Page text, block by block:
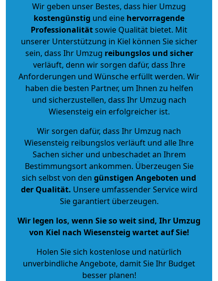
Wir geben unser Bestes, dass hier Umzug
kostengünstig und eine hervorragende
Professionalitätsowie Qualität bietet. Mit
unserer Unterstützung in Kiel können Sie sicher
sein, dass Ihr Umzug reibungslos und sicher
verläuft, denn wir sorgen dafür, dass Ihre
Anforderungen und Wünsche erfüllt werden. Wir
haben die besten Partner, um Ihnen zu helfen
und sicherzustellen, dass Ihr Umzug nach
Wiesensteig ein erfolgreicher ist.
Wir sorgen dafür, dass Ihr Umzug nach
Wiesensteig reibungslos verläuft und alle Ihre
Sachen sicher und unbeschadet an Ihrem
Bestimmungsort ankommen. Überzeugen Sie
sich selbst von den günstigen Angeboten und
der Qualität. Unsere umfassender Service wird
Sie garantiert überzeugen.
Wir legen los, wenn Sie so weit sind, Ihr Umzug
von Kiel nach Wiesensteig wartet auf Sie!
Holen Sie sich kostenlose und natürlich
unverbindliche Angebote, damit Sie Ihr Budget
besser planen!